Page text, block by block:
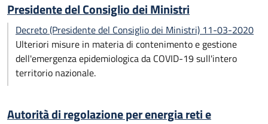
Presidente del Consiglio dei Ministri
Decreto (Presidente del Consiglio dei Ministri) 11-03-2020
Ulteriori misure in materia di contenimento e gestione
dell'emergenza epidemiologica da COVID-19 sull'intero
territorio nazionale.
Autorità di regolazione per energia reti e